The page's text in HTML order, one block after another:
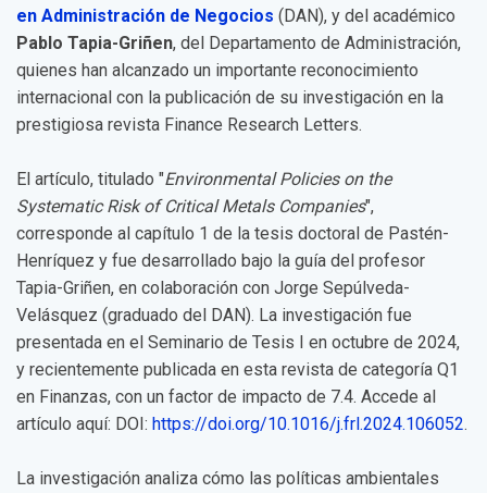
en Administración de Negocios (DAN), y del académico
Pablo Tapia-Griñen, del Departamento de Administración,
quienes han alcanzado un importante reconocimiento
internacional con la publicación de su investigación en la
prestigiosa revista Finance Research Letters.
El artículo, titulado "Environmental Policies on the
Systematic Risk of Critical Metals Companies",
corresponde al capítulo 1 de la tesis doctoral de Pastén-
Henríquez y fue desarrollado bajo la guía del profesor
Tapia-Griñen, en colaboración con Jorge Sepúlveda-
Velásquez (graduado del DAN). La investigación fue
presentada en el Seminario de Tesis I en octubre de 2024,
y recientemente publicada en esta revista de categoría Q1
en Finanzas, con un factor de impacto de 7.4. Accede al
artículo aquí: DOI: https://doi.org/10.1016/j.frl.2024.106052.
La investigación analiza cómo las políticas ambientales